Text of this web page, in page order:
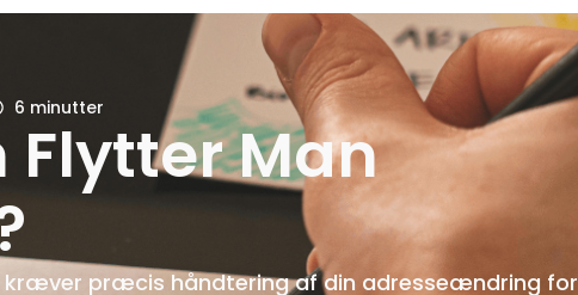
6 minutter
Man
kræver præcis håndtering af din adresseændring for